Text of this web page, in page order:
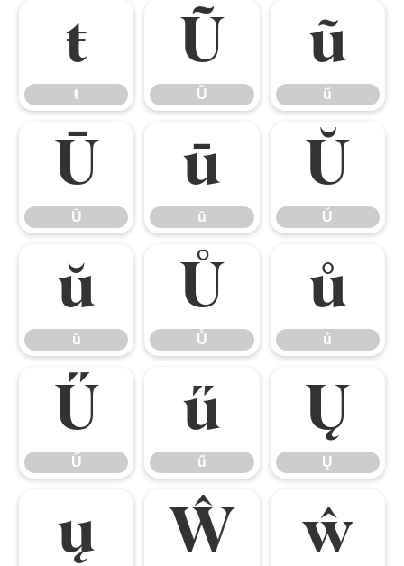
ŧ
ŧ
Ũ
Ũ
ũ
ũ
Ū
Ū
ū
ū
Ŭ
Ŭ
ŭ
ŭ
Ů
Ů
ů
ů
Ű
Ű
ű
ű
Ų
Ų
ų Ŵ ŵ